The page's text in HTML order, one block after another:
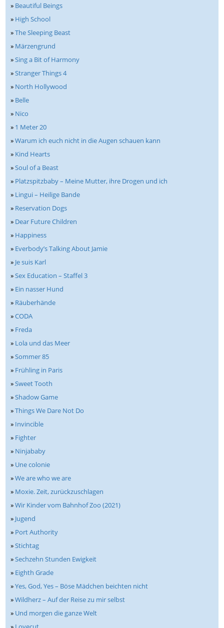
» Beautiful Beings
» High School
»The Sleeping Beast
» Märzengrund
»Sing a Bit of Harmony
»Stranger Things 4
» North Hollywood
» Belle
» Nico
» 1 Meter 20
»Warum ich euch nicht in die Augen schauen kann
» Kind Hearts
»Soul of a Beast
» Platzspitzbaby – Meine Mutter, ihre Drogen und ich
» Lingui – Heilige Bande
» Reservation Dogs
» Dear Future Children
» Happiness
» Everbody’s Talking About Jamie
» Je suis Karl
»Sex Education – Staffel 3
» Ein nasser Hund
» Räuberhände
»CODA
» Freda
» Lola und das Meer
»Sommer 85
» Frühling in Paris
»Sweet Tooth
»Shadow Game
»Things We Dare Not Do
» Invincible
» Fighter
» Ninjababy
» Une colonie
»We are who we are
» Moxie. Zeit, zurückzuschlagen
»Wir Kinder vom Bahnhof Zoo (2021)
» Jugend
» Port Authority
»Stichtag
»Sechzehn Stunden Ewigkeit
» Eighth Grade
»Yes, God, Yes – Böse Mädchen beichten nicht
»Wildherz – Auf der Reise zu mir selbst
» Und morgen die ganze Welt